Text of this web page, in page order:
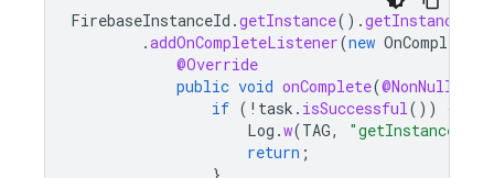
FirebaseInstanceId .getInstance().getInstanceId
.addOnCompleteListener(new
@Override
public void onComplete(@NonNull
if ( ! task . isSuccessful())
{
Log .w(TAG,
"getInstanceId
return ;